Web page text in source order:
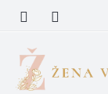
obsah